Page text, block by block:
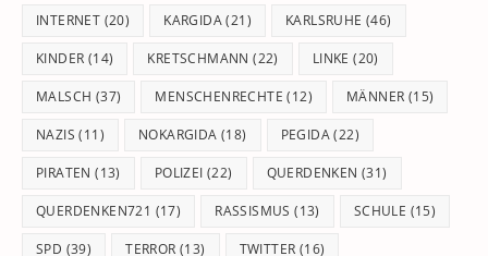
INTERNET (20) KARGIDA(21) KARLSRUHE (46)
KINDER (14) KRETSCHMANN (22) LINKE (20)
MALSCH (37) MENSCHENRECHTE (12) MÄNNER (15)
NAZIS (11) NOKARGIDA (18) PEGIDA(22)
PIRATEN (13) POLIZEI (22) QUERDENKEN (31)
QUERDENKEN721 (17) RASSISMUS (13) SCHULE (15)
SPD (39) TERROR (13) TWITTER (16)